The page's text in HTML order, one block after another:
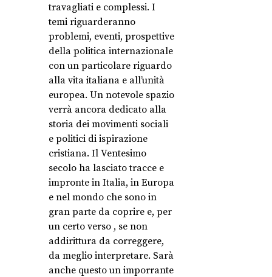
travagliati e complessi. I
temi riguarderanno
problemi, eventi, prospettive
della politica internazionale
con un particolare riguardo
alla vita italiana e all’unità
europea. Un notevole spazio
verrà ancora dedicato alla
storia dei movimenti sociali
e politici di ispirazione
cristiana. Il Ventesimo
secolo ha lasciato tracce e
impronte in Italia, in Europa
e nel mondo che sono in
gran parte da coprire e, per
un certo verso , se non
addirittura da correggere,
da meglio interpretare. Sarà
anche questo un imporrante